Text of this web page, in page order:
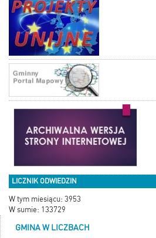
LICZNIK ODWIEDZIN
W tym miesiącu: 3953
W sumie: 133729
GMINA W LICZBACH